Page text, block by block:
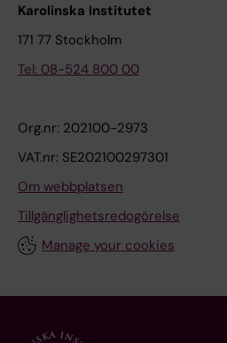
Karolinska Institutet
171 77 Stockholm
Tel: 08-524 800 00
Org.nr: 202100-2973
VAT.nr: SE202100297301
Om webbplatsen
Tillgänglighetsredogörelse
Manage your cookies